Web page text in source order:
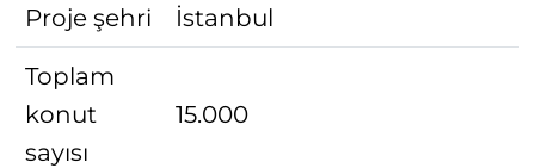
Proje şehri
İstanbul
Toplam
konut
sayısı
15.000